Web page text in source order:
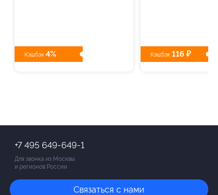
Кэшбэк 4% Кэшбэк 116 ₽
+7 495 649-649-1
Для звонка из Москвы
и регионов России
Связаться с нами